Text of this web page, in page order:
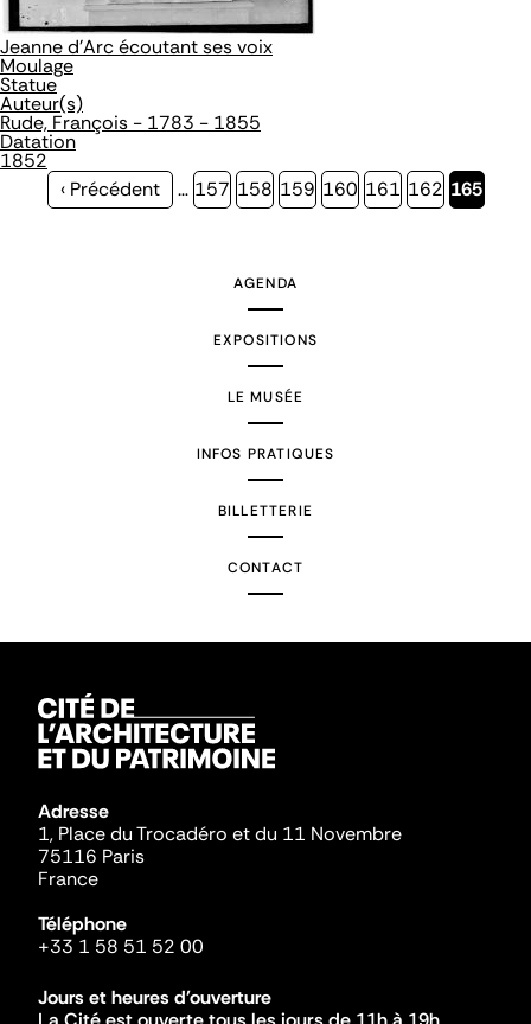
Jeanne d'Arc écoutant ses voix
Moulage
Statue
Auteur(s)
Rude, François - 1783 - 1855
Datation
1852
Page
‹ Précédent … Page
157 Page
158 Page
159 Page
160 Page
161 Page
162 Page
165
AGENDA
EXPOSITIONS
LE MUSÉE
INFOS PRATIQUES
BILLETTERIE
CONTACT
Adresse
1, Place du Trocadéro et du 11 Novembre
75116 Paris
France
Téléphone
+33 1 58 51 52 00
Jours et heures d'ouverture